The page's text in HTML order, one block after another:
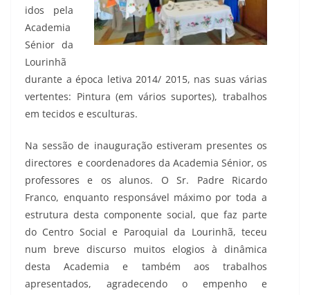
idos pela
Academia
Sénior da
Lourinhã
durante a época letiva 2014/ 2015, nas suas várias
vertentes: Pintura (em vários suportes), trabalhos
em tecidos e esculturas.
Na sessão de inauguração estiveram presentes os
directores e coordenadores da Academia Sénior, os
professores e os alunos. O Sr. Padre Ricardo
Franco, enquanto responsável máximo por toda a
estrutura desta componente social, que faz parte
do Centro Social e Paroquial da Lourinhã, teceu
num breve discurso muitos elogios à dinâmica
desta Academia e também aos trabalhos
apresentados, agradecendo o empenho e